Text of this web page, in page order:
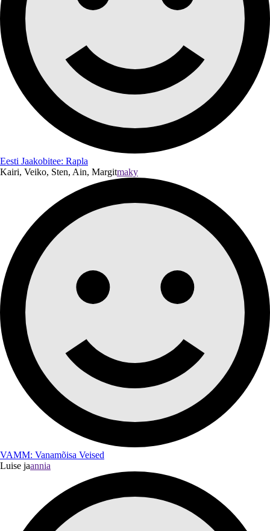
Eesti Jaakobitee: Rapla
Kairi, Veiko, Sten, Ain, Margitmaky
VAMM: Vanamõisa Veised
Luise jaannia